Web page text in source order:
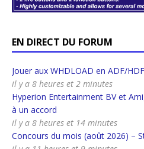
EN DIRECT DU FORUM
Jouer aux WHDLOAD en ADF/HDF
il y a 8 heures et 2 minutes
Hyperion Entertainment BV et
à un accord
il y a 8 heures et 14 minutes
Concours du mois (août 2026) –